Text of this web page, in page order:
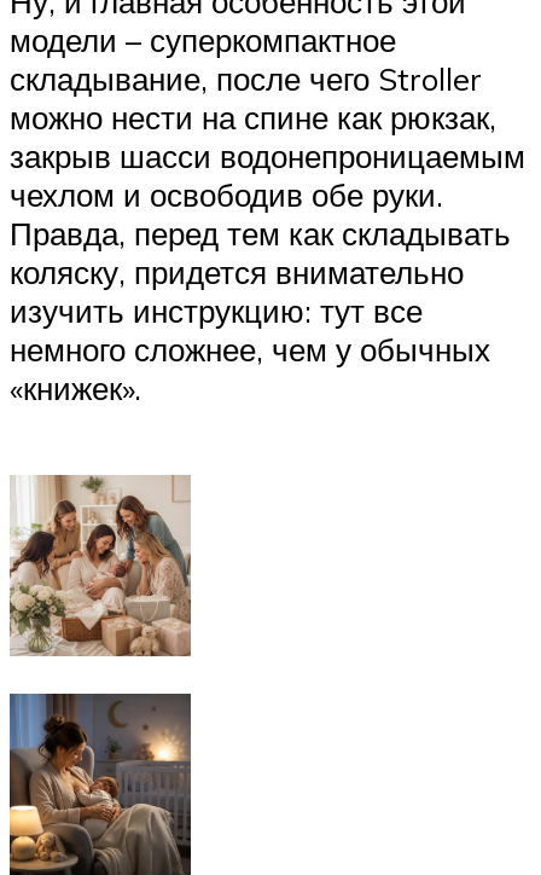
модели – суперкомпактное
складывание, после чего Stroller
можно нести на спине как рюкзак,
закрыв шасси водонепроницаемым
чехлом и освободив обе руки.
Правда, перед тем как складывать
коляску, придется внимательно
изучить инструкцию: тут все
немного сложнее, чем у обычных
«книжек».